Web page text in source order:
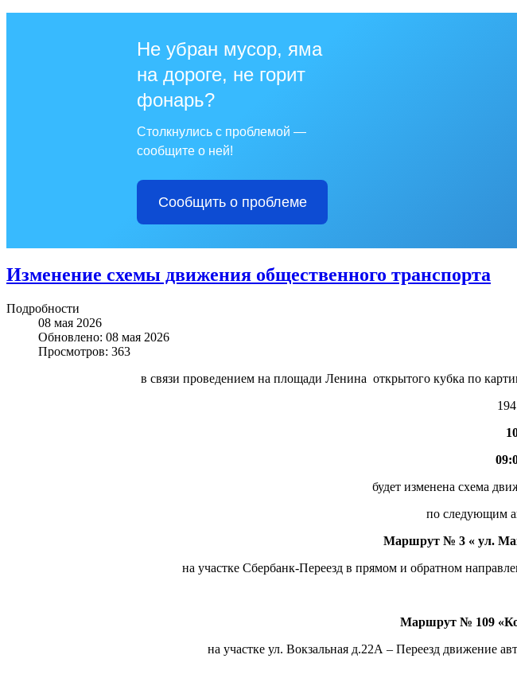
Не убран мусор, яма
на дороге, не горит
фонарь?
Столкнулись с проблемой —
сообщите о ней!
Сообщить о проблеме
Изменение схемы движения общественного транспорта
Подробности
08 мая 2026
Обновлено: 08 мая 2026
Просмотров: 363
в связи проведением на площади Ленина открытого кубка по
будет изменена схема
по следующим
Маршрут № 3 « ул.
на участке Сбербанк-Переезд в прямом и обратном
Маршрут № 109
на участке ул. Вокзальная д.22А – Переезд движение